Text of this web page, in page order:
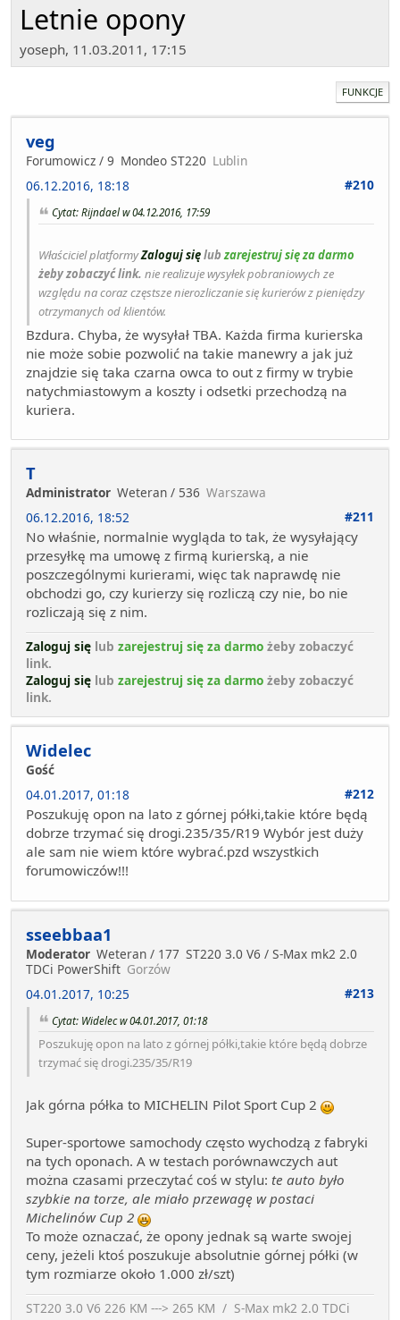
Letnie opony
yoseph, 11.03.2011, 17:15
FUNKCJE
veg
Forumowicz / 9 Mondeo ST220 Lublin
06.12.2016, 18:18
#210
Cytat: Rijndael w 04.12.2016, 17:59
Właściciel platformyZaloguj sięlubzarejestruj się za darmo
żeby zobaczyć link. nie realizuje wysyłek pobraniowych ze
względu na coraz częstsze nierozliczanie się kurierów z pieniędzy
otrzymanych od klientów.
Bzdura. Chyba, że wysyłał TBA. Każda firma kurierska
nie może sobie pozwolić na takie manewry a jak już
znajdzie się taka czarna owca to out z firmy w trybie
natychmiastowym a koszty i odsetki przechodzą na
kuriera.
T
Administrator Weteran / 536 Warszawa
06.12.2016, 18:52
#211
No właśnie, normalnie wygląda to tak, że wysyłający
przesyłkę ma umowę z firmą kurierską, a nie
poszczególnymi kurierami, więc tak naprawdę nie
obchodzi go, czy kurierzy się rozliczą czy nie, bo nie
rozliczają się z nim.
Zaloguj się lub zarejestruj się za darmo żeby zobaczyć
link.
Zaloguj się lub zarejestruj się za darmo żeby zobaczyć
link.
Widelec
Gość
04.01.2017, 01:18
#212
Poszukuję opon na lato z górnej półki,takie które będą
dobrze trzymać się drogi.235/35/R19 Wybór jest duży
ale sam nie wiem które wybrać.pzd wszystkich
forumowiczów!!!
sseebbaa1
Moderator Weteran / 177 ST220 3.0 V6 / S-Max mk2 2.0
TDCi PowerShift Gorzów
04.01.2017, 10:25
#213
Cytat: Widelec w 04.01.2017, 01:18
Poszukuję opon na lato z górnej półki,takie które będą dobrze
trzymać się drogi.235/35/R19
Jak górna półka to MICHELIN Pilot Sport Cup 2
Super-sportowe samochody często wychodzą z fabryki
na tych oponach. A w testach porównawczych aut
można czasami przeczytać coś w stylu: te auto było
szybkie na torze, ale miało przewagę w postaci
Michelinów Cup 2
To może oznaczać, że opony jednak są warte swojej
ceny, jeżeli ktoś poszukuje absolutnie górnej półki (w
tym rozmiarze około 1.000 zł/szt)
ST220 3.0 V6 226 KM ---> 265 KM / S-Max mk2 2.0 TDCi